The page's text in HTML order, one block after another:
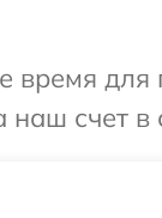
для
счет